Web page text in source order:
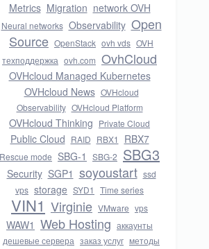
Metrics Migration network OVH
Neural networks Observability Open
Source OpenStack ovh vds OVH
техподдержка ovh.com OvhCloud
OVHcloud Managed Kubernetes
OVHcloud News OVHcloud
Observability OVHcloud Platform
OVHcloud Thinking Private Cloud
Public Cloud RAID RBX1 RBX7
Rescue mode SBG-1 SBG-2 SBG3
Security SGP1 soyoustart ssd
vps storage SYD1 Time series
VIN1 Virginie VMware vps
WAW1 Web Hosting аккаунты
дешевые сервера заказ услуг методы